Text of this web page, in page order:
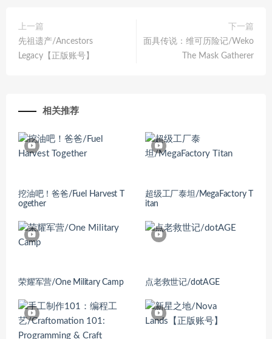
上一篇
先祖遗产/Ancestors
Legacy【正版账号】
下一篇
面具传说：维可历险记/Weko
The Mask Gatherer
相关推荐
挖油吧！爸爸/Fuel Harvest T
ogether
超级工厂泰坦/MegaFactory T
itan
荣耀军营/One Military Camp 点老救世记/dotAGE